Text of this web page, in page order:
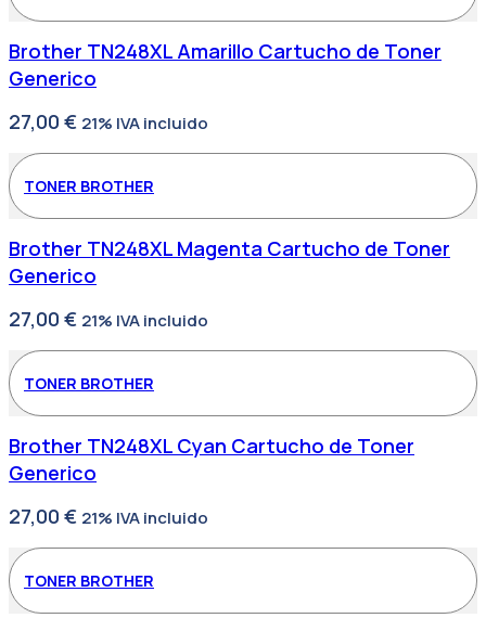
Brother TN248XL Amarillo Cartucho de Toner
Generico
27,00 € 21% IVA incluido
TONER BROTHER
Brother TN248XL Magenta Cartucho de Toner
Generico
27,00 € 21% IVA incluido
TONER BROTHER
Brother TN248XL Cyan Cartucho de Toner
Generico
27,00 € 21% IVA incluido
TONER BROTHER